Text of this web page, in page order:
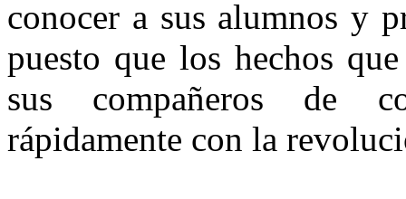
conocer a sus alumnos y
puesto que los hechos
sus compañeros de
rápidamente con la